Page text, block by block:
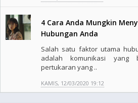
4 Cara Anda Mungkin
Hubungan Anda
Salah satu faktor utama
adalah komunikasi yang
pertukaran yang ..
KAMIS, 12/03/2020 19:12